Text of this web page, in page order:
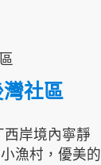
社區
西岸境內寧靜
漁村，優美的